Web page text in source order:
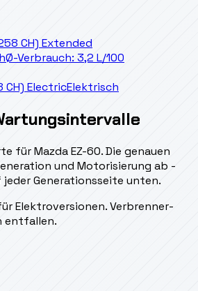
CH) Extended
Ø-Verbrauch: 3,2 L/100
CH) ElectricElektrisch
für Mazda EZ-60. Die genauen
und Motorisierung ab -
Generationsseite unten.
Elektroversionen. Verbrenner-
entfallen.